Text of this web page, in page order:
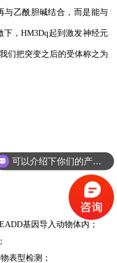
与乙酰胆碱结合，而是能与
下，HM3Dq起到激发神经元
们把突变之后的受体称之为
基因导入动物体内；
表型检测；
可以介绍下你们的产品么？